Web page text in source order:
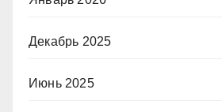
Декабрь 2025
Июнь 2025